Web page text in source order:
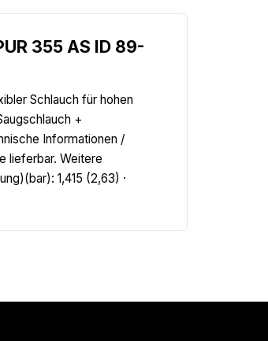
355 AS ID 89-
Schlauch für hohen
+
Informationen /
lieferbar. Weitere
1,415 (2,63) ·